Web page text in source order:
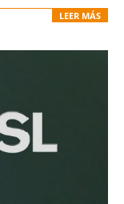
LEER MÁS